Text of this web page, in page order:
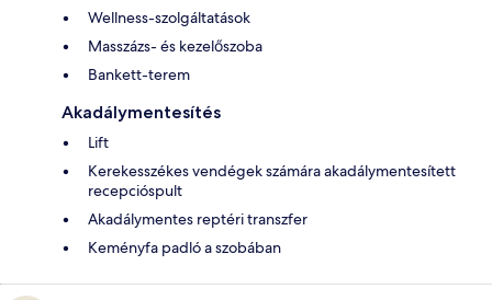
Wellness-szolgáltatások
Masszázs- és kezelőszoba
Bankett-terem
Akadálymentesítés
Lift
Kerekesszékes vendégek számára akadálymentesített
recepcióspult
Akadálymentes reptéri transzfer
Keményfa padló a szobában